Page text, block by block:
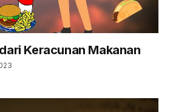
Keracunan Makanan